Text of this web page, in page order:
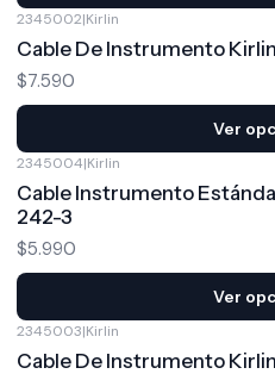
2345002|Kirlin
Cable De Instrumento
$7.590
Ver
2345004|Kirlin
Cable Instrumento
242-3
$5.990
Ver
2345003|Kirlin
Cable De Instrumento